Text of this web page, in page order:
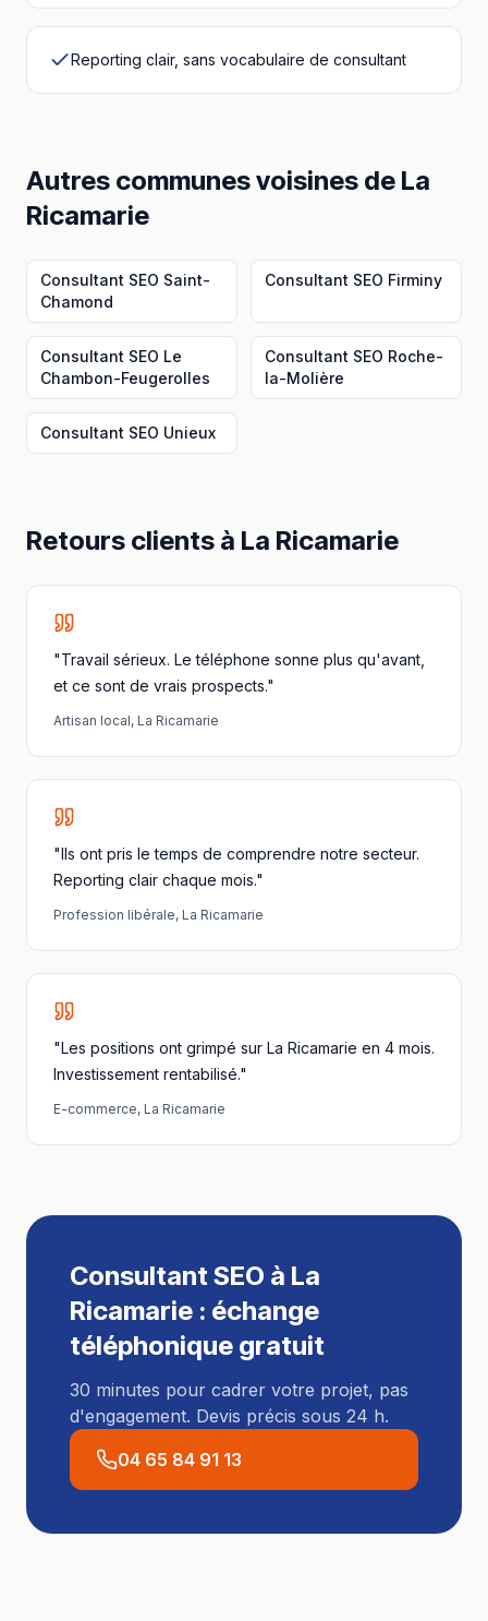
Reporting clair, sans vocabulaire de consultant
Autres communes voisines de La
Ricamarie
Consultant SEO Saint-
Chamond
Consultant SEO Firminy
Consultant SEO Le
Chambon-Feugerolles
Consultant SEO Roche-
la-Molière
Consultant SEO Unieux
Retours clients à La Ricamarie
"Travail sérieux. Le téléphone sonne plus qu'avant,
et ce sont de vrais prospects."
Artisan local, La Ricamarie
"Ils ont pris le temps de comprendre notre secteur.
Reporting clair chaque mois."
Profession libérale, La Ricamarie
"Les positions ont grimpé sur La Ricamarie en 4 mois.
Investissement rentabilisé."
E-commerce, La Ricamarie
Consultant SEO à La
Ricamarie : échange
téléphonique gratuit
30 minutes pour cadrer votre projet, pas
d'engagement. Devis précis sous 24 h.
04 65 84 91 13